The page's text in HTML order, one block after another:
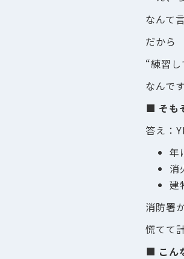
なんて
だから
“練習
なんです
■ そも
答え：
年
消
建
消防署
慌てて
■ こん